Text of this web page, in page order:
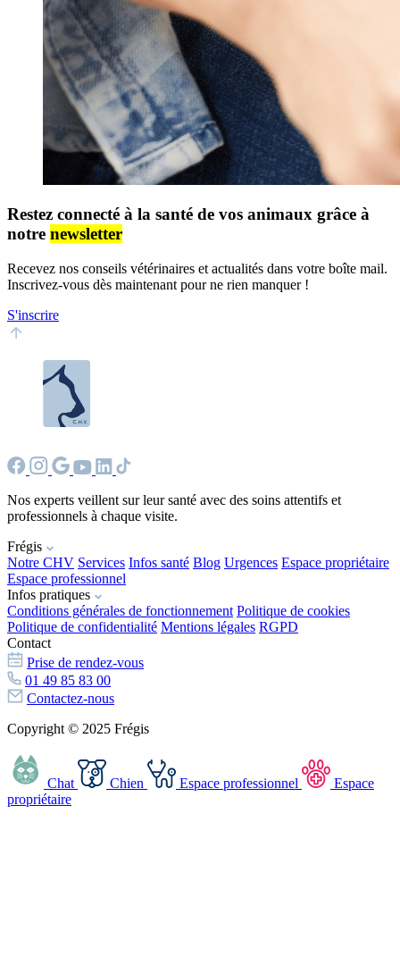
Restez connecté à la santé de vos animaux grâce à
notre newsletter
Recevez nos conseils vétérinaires et actualités dans votre boîte mail.
Inscrivez-vous dès maintenant pour ne rien manquer !
S'inscrire
Nos experts veillent sur leur santé avec des soins attentifs et
professionnels à chaque visite.
Frégis
Notre CHV Services Infos santé Blog Urgences Espace propriétaire
Espace professionnel
Infos pratiques
Conditions générales de fonctionnement Politique de cookies
Politique de confidentialité Mentions légales RGPD
Contact
Prise de rendez-vous
01 49 85 83 00
Contactez-nous
Copyright © 2025 Frégis
Chat Chien Espace professionnel
Espace
propriétaire